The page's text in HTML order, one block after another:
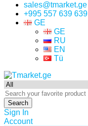
sales@tmarket.ge
+995 557 639 639
GE
GE
RU
EN
Tü
Search
Sign In
Account